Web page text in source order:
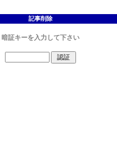
記事削除
暗証キーを入力して下さい